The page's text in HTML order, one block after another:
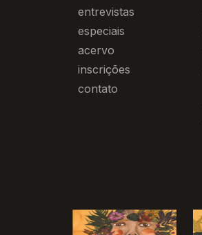
entrevistas
especiais
acervo
inscrições
contato